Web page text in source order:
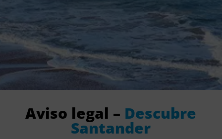
Aviso legal – Descubre
Santander